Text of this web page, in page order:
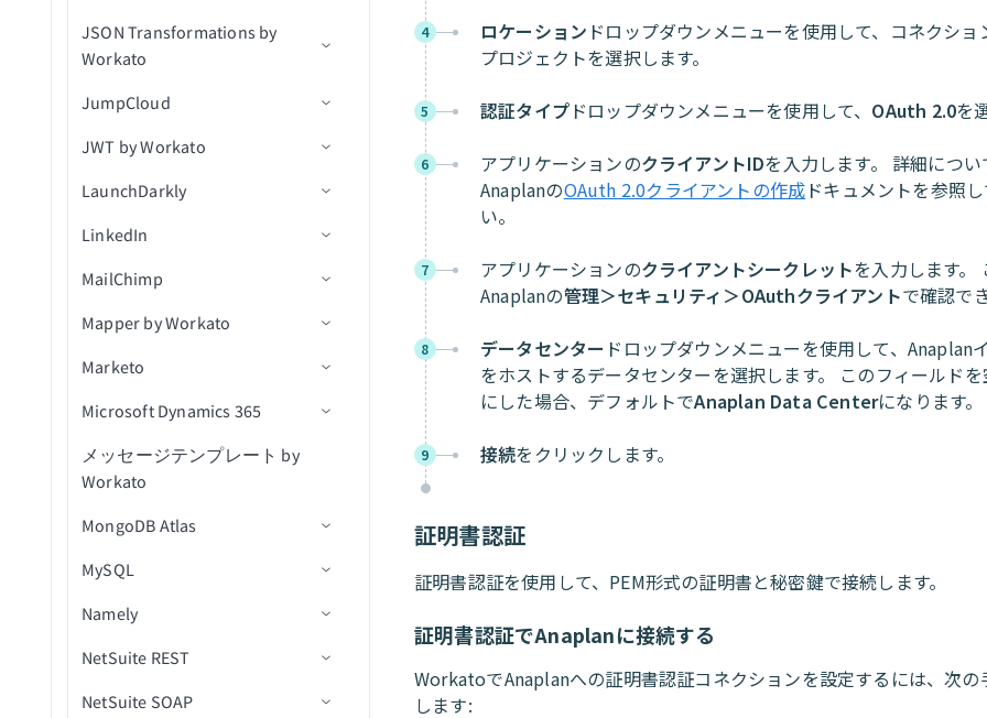
候補者を採用済みにする
アプリケーションを移動(v3)
アプリケーションを却下
アプリケーションを却下
（v3）
添付ファイルをアップロー
関連付けを取得（batch）
先を取得（batch）
関連付けを一覧表示
チ）
関連付けを削除（batch）
オブジェクトデータをエク
スポート（file）
CRMデータをインポート
（file）
リスト内の連絡先を取得
（batch）
ッチ）
ワークフローに連絡先を追
連絡先を更新
商談を更新
連絡先を検索
ユーザーを検索
IDでユーザーを取得
連絡先が更新済み
ユーザーが更新済み
IDで会話を取得
ユーザー別に会話を検索
ユーザー別にメモを検索
ユーザー別にセグメントを
検索
ユーザー別にタグを検索
ユーザーを検索
ユーザーを更新
スケジュール済みクエリ
アクションを選択
更新アクション
削除アクション
カスタムSQLを実行
削除済みオブジェクト
（real-time）
新規課題をエクスポート
新規/更新済み課題をエクス
アルタイム）
新規/更新済み課題（リアル
タイム）
新規/更新済みワークログ
（リアルタイム）
課題が更新済み
課題が更新済み（バッチ）
アクション
コメントを作成
課題を作成
ユーザーを作成
ド
課題の変更ログを取得
課題を取得
課題コメントを取得
課題スキーマを取得
ユーザー詳細を取得
割り当て可能なユーザーを
チ）
使用
アクション
顧客リクエストを作成
コメントを作成
コメントを一覧表示
キューを取得
キュー内の課題を取得
前提条件
トリガー
キュー内の新規メッセージ
（リアルタイム）
トピック内の新規メッセー
アクション
メッセージをキューに公開
開
キュー内のメッセージを受
JSON Transformations by
Workato
アクション
JSON変換
JumpCloud
コネクション設定
トリガー
新規オブジェクト
アクション
関連付けを作成
関連付けを削除
オブジェクトの作成
オブジェクトの削除
IDでオブジェクトを取得
ID別にオブジェクトを一覧
表示
ユーザーをロック
ユーザーMFAをリセット
トリガーコマンドを実行
JWT by Workato
コネクション設定
アクション
JWTを生成
JWTをデコード
LaunchDarkly
コネクション設定
LinkedIn
コネクション設定
トリガー
新規リード獲得フォーム送
アクション
IDでリード獲得フォーム応
リード獲得フォーム回答を
MailChimp
コネクション設定
トリガー
キャンペーンが作成されま
キャンペーンが開封されま
した
新規リスト
新規購読者
新規または更新済み購読者
アクション
サブスクライバーを追加
加
サブスクライバーアクティ
得
購読者を削除
Mapper by Workato
コネクション設定
アクション
オブジェクトにマッピング
Marketo
コネクション設定
セルフサービスフローステッ
プ
トリガー
新規リードをエクスポート
スポート（bulk）
リストに追加されたリード
アクション
スマートキャンペーンを有
追加（バッチ）
Microsoft Dynamics 365
コネクション設定
削除済みオブジェクト
コードをエクスポート
アクション
オブジェクトの作成
チ）
メッセージテンプレート by
Workato
MongoDB Atlas
コネクション設定
アクション
ドキュメントを削除
ドキュメントを挿入
カスタムフィルタークエリの
MySQL
コネクション設定
トリガー
新規行
アクション
Namely
コネクション設定
トリガー
NetSuite REST
コネクション設定
NetSuite SOAP
4 ロケーション ドロップダウンメニューを使用して、コネクショ
プロジェクトを選択します。
5 認証タイプドロップダウンメニューを使用して、 OAuth 2.0を
6 アプリケーションのクライアントIDを入力します。 詳細につい
AnaplanのOAuth 2.0クライアントの作成ドキュメントを参照
い。
7 アプリケーションのクライアントシークレットを入力します。
Anaplanの管理＞セキュリティ＞OAuthクライアントで確認で
8 データセンター ドロップダウンメニューを使用して、Anaplan
をホストするデータセンターを選択します。 このフィールド
にした場合、デフォルトでAnaplan Data Centerになります。
9 接続をクリックします。
証明書認証
証明書認証を使用して、PEM形式の証明書と秘密鍵で接続します。
証明書認証でAnaplanに接続する
WorkatoでAnaplanへの証明書認証コネクションを設定するには、次の
します: